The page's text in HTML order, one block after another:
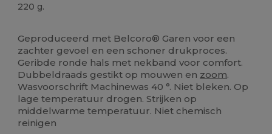
220 g.
Geproduceerd met Belcoro® Garen voor een
zachter gevoel en een schoner drukproces.
Geribde ronde hals met nekband voor comfort.
Dubbeldraads gestikt op mouwen en zoom.
Wasvoorschrift Machinewas 40 °. Niet bleken. Op
lage temperatuur drogen. Strijken op
middelwarme temperatuur. Niet chemisch
reinigen